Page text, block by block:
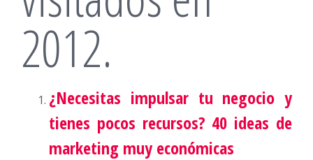
2012.
¿Necesitas impulsar tu negocio y
tienes pocos recursos? 40 ideas de
marketing muy económicas